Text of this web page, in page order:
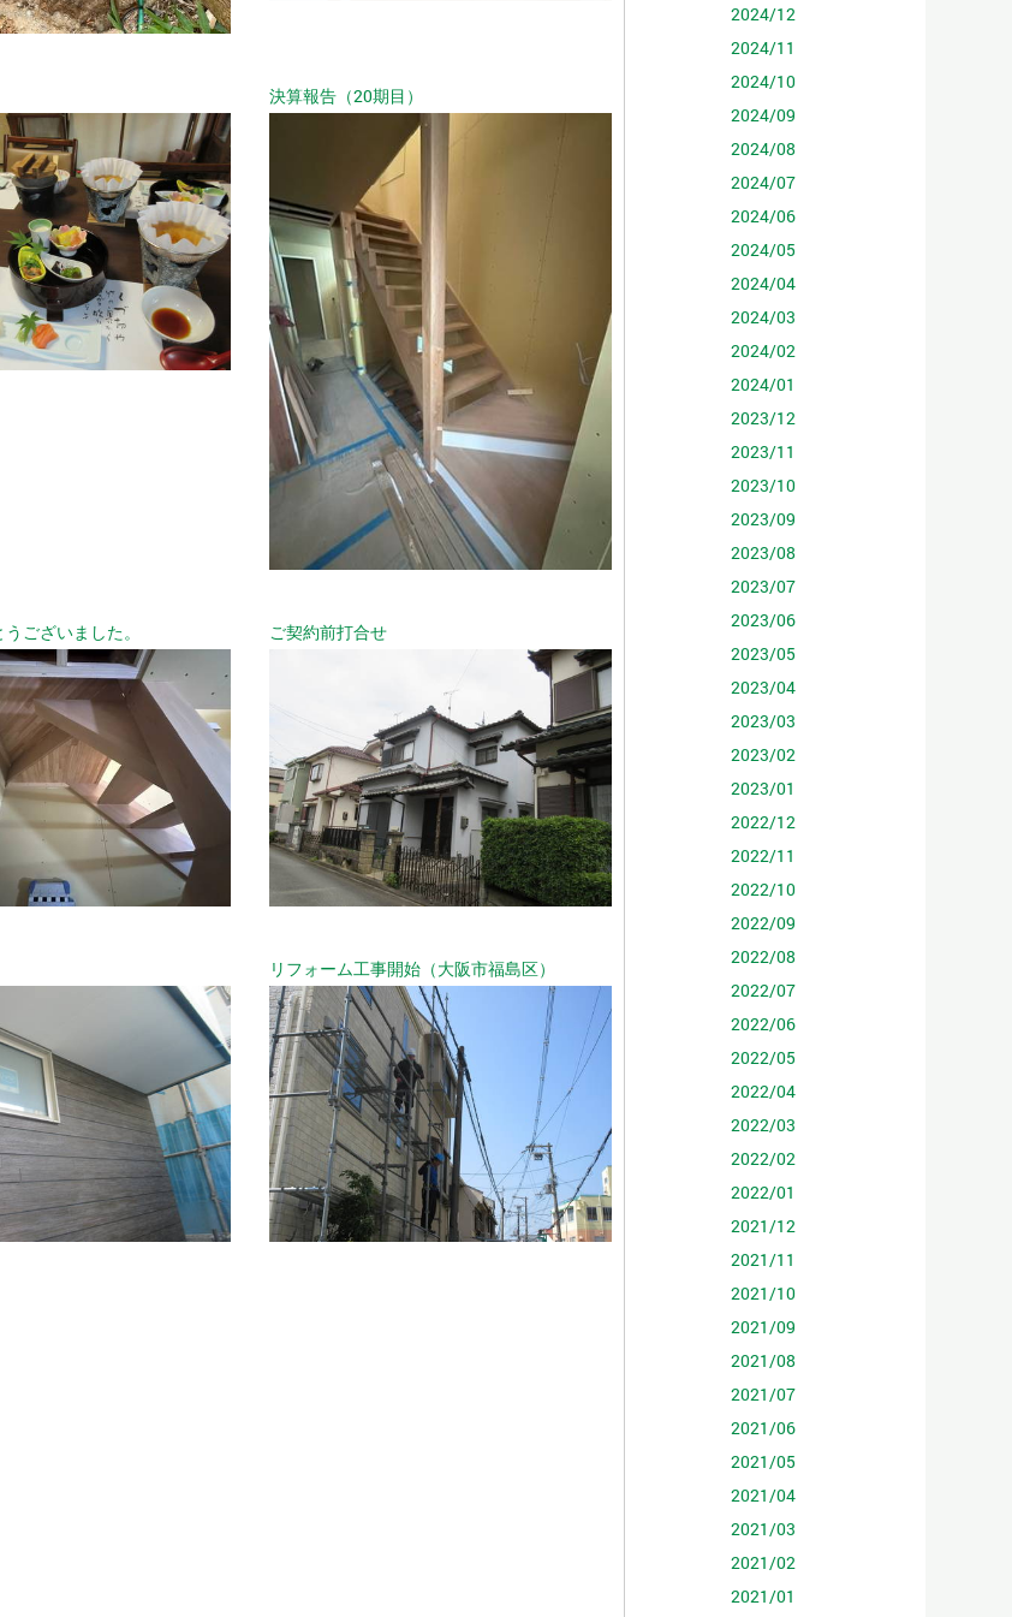
決算報告（20期目）
ございました。 ご契約前打合せ
リフォーム工事開始（大阪市福島区）
2024/12
2024/11
2024/10
2024/09
2024/08
2024/07
2024/06
2024/05
2024/04
2024/03
2024/02
2024/01
2023/12
2023/11
2023/10
2023/09
2023/08
2023/07
2023/06
2023/05
2023/04
2023/03
2023/02
2023/01
2022/12
2022/11
2022/10
2022/09
2022/08
2022/07
2022/06
2022/05
2022/04
2022/03
2022/02
2022/01
2021/12
2021/11
2021/10
2021/09
2021/08
2021/07
2021/06
2021/05
2021/04
2021/03
2021/02
2021/01